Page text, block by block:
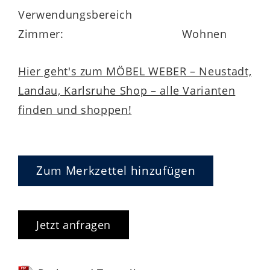
Die Interliving Sofa Serie 4400 bietet dir
zahlreiche Möglichkeiten, dein Sofa
individuell zu konfigurieren
verschiedenen Armlehnen- und
Fußvarianten sowie einer großen Auswahl
optionalen Komfortfunktionen entsteht
dein ganz persönliches Wohlfühlsofa –
Verwendungsbereich
Zimmer:
Wohnen
Hier geht's zum MÖBEL WEBER – Neustadt,
Landau, Karlsruhe Shop – alle Varianten
finden und shoppen!
Zum Merkzettel hinzufügen
Jetzt anfragen